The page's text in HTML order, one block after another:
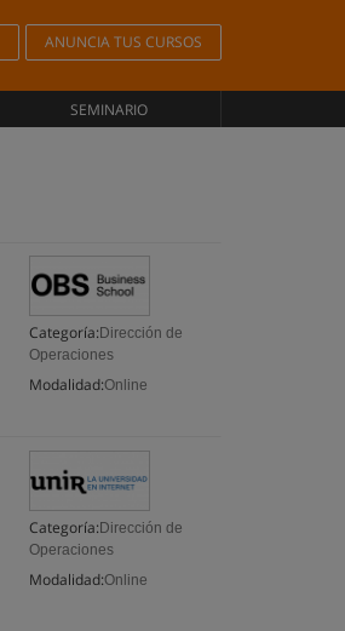
ANUNCIA TUS CURSOS
SEMINARIO
Categoría: Dirección de
Operaciones
Modalidad:Online
Categoría: Dirección de
Operaciones
Modalidad:Online